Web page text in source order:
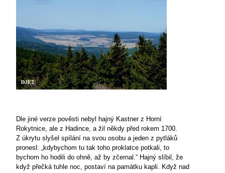
Dle jiné verze pověsti nebyl hajný Kastner z Horní
Rokytnice, ale z Hadince, a žil někdy před rokem 1700.
Z úkrytu slyšel spílání na svou osobu a jeden z pytláků
pronesl: „kdybychom tu tak toho proklatce potkali, to
bychom ho hodili do ohně, až by zčernal.“ Hajný slíbil, že
když přečká tuhle noc, postaví na památku kapli. Když nad